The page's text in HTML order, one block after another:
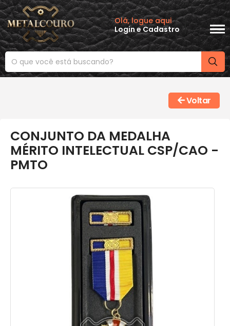
Olá, logue aqui
LogineCadastro
Voltar
CONJUNTO DA MEDALHA
MÉRITO INTELECTUAL CSP/CAO -
PMTO